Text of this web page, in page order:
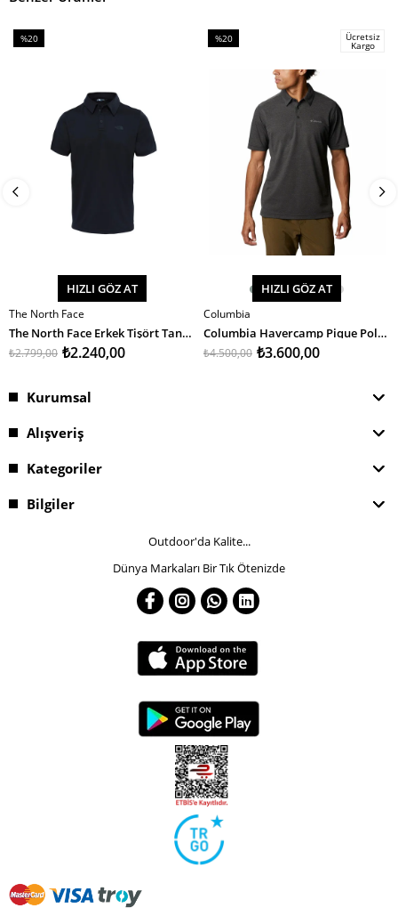
SEPETE EKLE
%20
HIZLI GÖZ AT
The North Face
The North Face Erkek Tişört Tanken Polo - Eu
₺2.240,00
₺2.799,00
SEPETE EKLE
%20
Ücretsiz
Kargo
HIZLI GÖZ AT
Columbia
Columbia Havercamp Pique Polo Erkek T-Shirt
₺3.600,00
₺4.500,00
Kurumsal
Alışveriş
Kategoriler
Bilgiler
Outdoor'da Kalite...
Dünya Markaları Bir Tık Ötenizde